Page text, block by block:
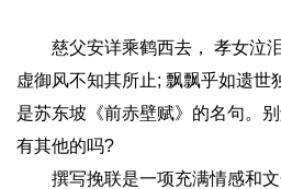
慈父安详乘鹤西去， 孝女泣泪
虚御风不知其所止; 飘飘乎如遗世
是苏东坡《前赤壁赋》的名句。
有其他的吗?
撰写挽联是一项充满情感和文